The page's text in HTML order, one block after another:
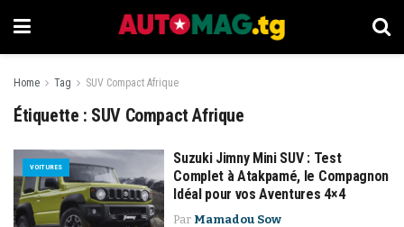
Home Tag SUV Compact Afrique
Étiquette : SUV Compact Afrique
VOITURES
Suzuki Jimny Mini SUV : Test
Complet à Atakpamé, le Compagnon
Idéal pour vos Aventures 4×4
Par Mamadou Sow